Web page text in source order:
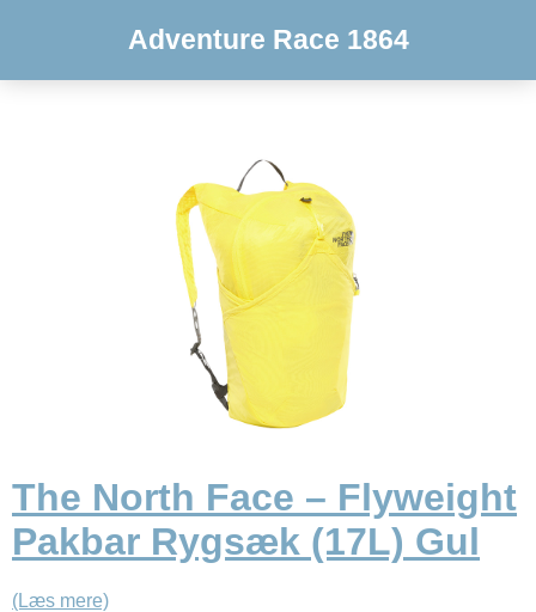
Adventure Race 1864
The North Face – Flyweight
Pakbar Rygsæk (17L) Gul
(Læs mere)